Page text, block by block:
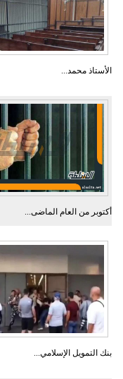
الأستاذ محمد...
أكتوبر من العام الماضى...
بنك التمويل الإسلامي...